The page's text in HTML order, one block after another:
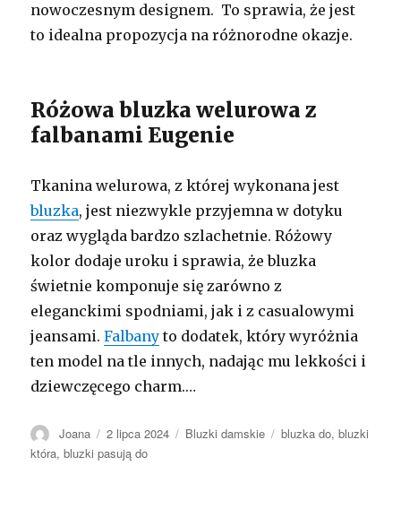
nowoczesnym designem. To sprawia, że jest
to idealna propozycja na różnorodne okazje.
Różowa bluzka welurowa z
falbanami Eugenie
Tkanina welurowa, z której wykonana jest
bluzka, jest niezwykle przyjemna w dotyku
oraz wygląda bardzo szlachetnie. Różowy
kolor dodaje uroku i sprawia, że bluzka
świetnie komponuje się zarówno z
eleganckimi spodniami, jak i z casualowymi
jeansami.Falbany to dodatek, który wyróżnia
ten model na tle innych, nadając mu lekkości i
dziewczęcego charm.…
Autor
Joana Opublikowano
2 lipca 2024 Kategorie
Bluzki damskie Tagi
bluzka do,bluzki
która,bluzki pasują do